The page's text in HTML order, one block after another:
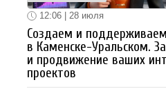
12:06 | 28 июля
Создаем и
в Каменске-Уральском.
и продвижение ваших
проектов